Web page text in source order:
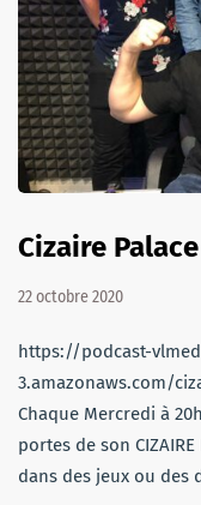
Cizaire
22 octobre 2020
https://podcast-
3.amazonaws.com/
Chaque Mercredi à
portes de son
dans des jeux ou des